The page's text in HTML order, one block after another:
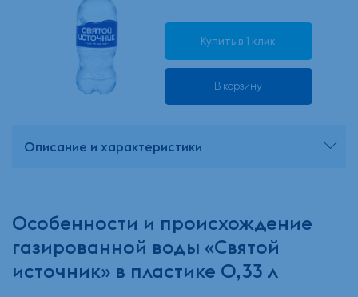
Купить в 1 клик
В корзину
Описание и характеристики
Особенности и происхождение
газированной воды «Святой
источник» в пластике 0,33 л